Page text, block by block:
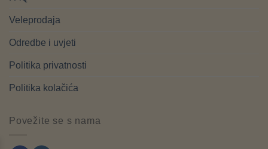
Veleprodaja
Odredbe i uvjeti
Politika privatnosti
Politika kolačića
Povežite se s nama